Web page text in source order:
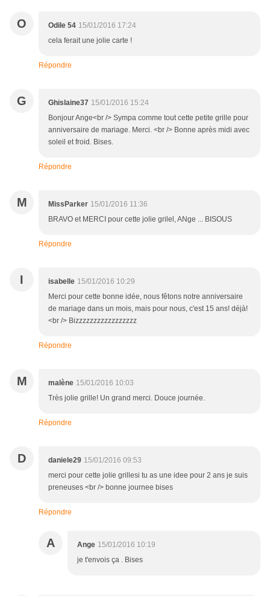
O Odile 54 15/01/2016 17:24
cela ferait une jolie carte !
Répondre
G Ghislaine37 15/01/2016 15:24
Bonjour Ange<br /> Sympa comme tout cette petite grille pour
anniversaire de mariage. Merci. <br /> Bonne après midi avec
soleil et froid. Bises.
Répondre
M MissParker 15/01/2016 11:36
BRAVO et MERCI pour cette jolie grilel, ANge ... BISOUS
Répondre
I isabelle 15/01/2016 10:29
Merci pour cette bonne idée, nous fêtons notre anniversaire
de mariage dans un mois, mais pour nous, c'est 15 ans! déjà!
<br /> Bizzzzzzzzzzzzzzzzz
Répondre
M malène 15/01/2016 10:03
Très jolie grille! Un grand merci. Douce journée.
Répondre
D daniele29 15/01/2016 09:53
merci pour cette jolie grillesi tu as une idee pour 2 ans je suis
preneuses <br /> bonne journee bises
Répondre
A Ange 15/01/2016 10:19
je t'envois ça . Bises